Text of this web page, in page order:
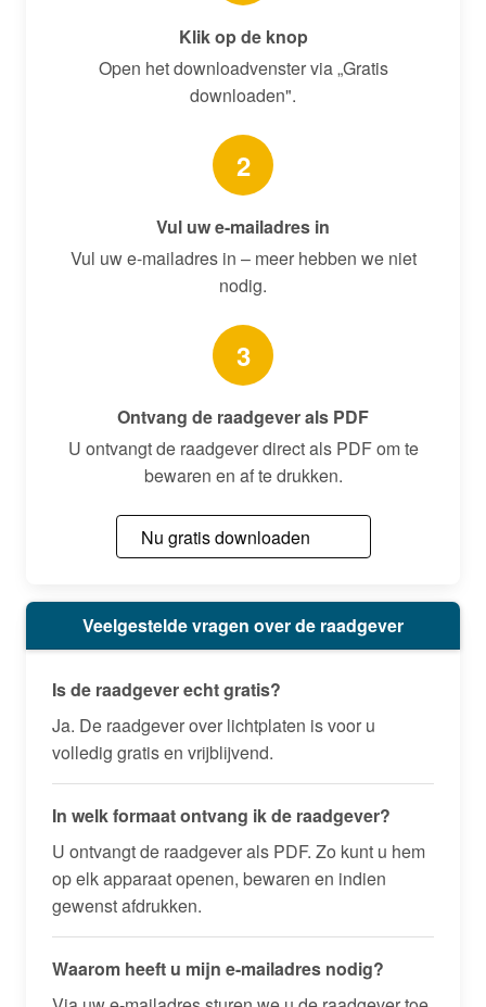
Klik op de knop
Open het downloadvenster via „Gratis
downloaden".
2
Vul uw e-mailadres in
Vul uw e-mailadres in – meer hebben we niet
nodig.
3
Ontvang de raadgever als PDF
U ontvangt de raadgever direct als PDF om te
bewaren en af te drukken.
Nu gratis downloaden
Veelgestelde vragen over de raadgever
Is de raadgever echt gratis?
Ja. De raadgever over lichtplaten is voor u
volledig gratis en vrijblijvend.
In welk formaat ontvang ik de raadgever?
U ontvangt de raadgever als PDF. Zo kunt u hem
op elk apparaat openen, bewaren en indien
gewenst afdrukken.
Waarom heeft u mijn e-mailadres nodig?